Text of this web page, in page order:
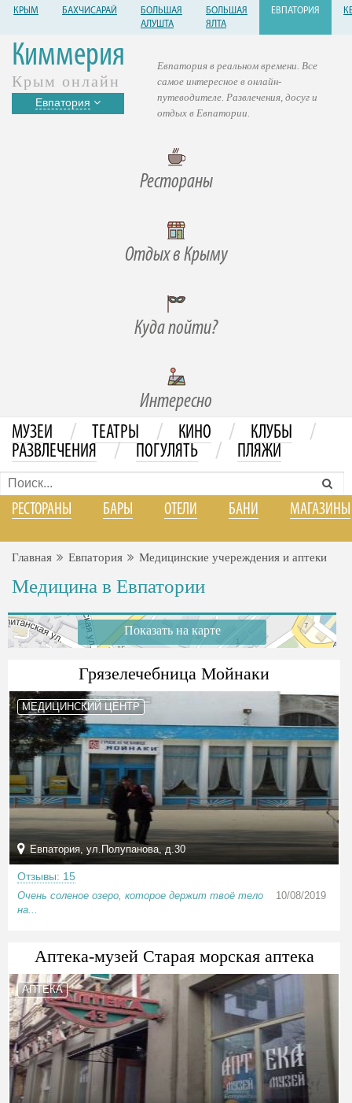
КРЫМ БАХЧИСАРАЙ
БОЛЬШАЯ
АЛУШТА
БОЛЬШАЯ
ЯЛТА
ЕВПАТОРИЯ
Киммерия
Крым онлайн
Евпатория
Рестораны
Отдых в Крыму
Куда пойти?
Интересно
Евпатория в реальном времени. Все
самое интересное в онлайн-
путеводителе. Развлечения, досуг и
отдых в Евпатории.
МУЗЕИ / ТЕАТРЫ / КИНО / КЛУБЫ /
РАЗВЛЕЧЕНИЯ / ПОГУЛЯТЬ / ПЛЯЖИ
РЕСТОРАНЫ БАРЫ ОТЕЛИ БАНИ МАГАЗИНЫ
Главная Евпатория Медицинские учереждения и аптеки
Медицина в Евпатории
Показать на карте
Грязелечебница Мойнаки
МЕДИЦИНСКИЙ ЦЕНТР
Евпатория, ул.Полупанова, д.30
Отзывы: 15
Очень соленое озеро, которое держит твоё тело
на...
10/08/2019
Аптека-музей Старая морская аптека
АПТЕКА